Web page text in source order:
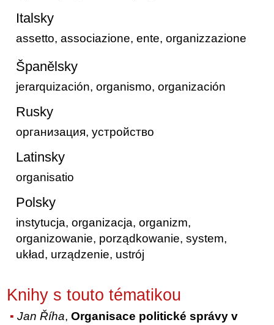
Italsky
assetto, associazione, ente, organizzazione
Španělsky
jerarquización, organismo, organización
Rusky
организация, устройство
Latinsky
organisatio
Polsky
instytucja, organizacja, organizm,
organizowanie, porządkowanie, system,
układ, urządzenie, ustrój
Knihy s touto tématikou
Jan Říha,Organisace politické správy v